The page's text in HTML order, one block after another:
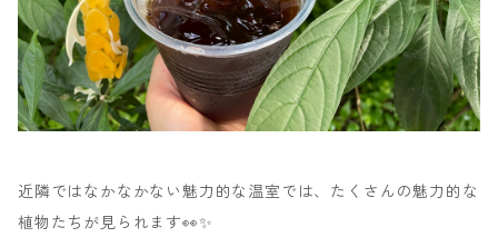
近隣ではなかなかない魅力的な温室では、たくさんの魅力的な
植物たちが見られます👀✨